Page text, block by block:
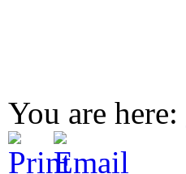
You are here: